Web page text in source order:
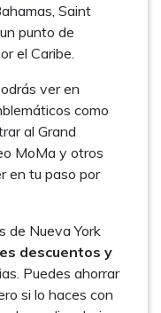
Saint
punto de
el Caribe.
ver en
como
al Grand
MoMa y otros
en tu paso por
de Nueva York
descuentos y
Puedes ahorrar
si lo haces con